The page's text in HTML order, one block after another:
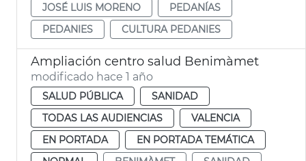
JOSÉ LUIS MORENO
PEDANÍAS
PEDANIES
CULTURA PEDANIES
Ampliación centro salud Benimàmet
modificado hace 1 año
SALUD PÚBLICA
SANIDAD
TODAS LAS AUDIENCIAS
VALENCIA
EN PORTADA
EN PORTADA TEMÁTICA